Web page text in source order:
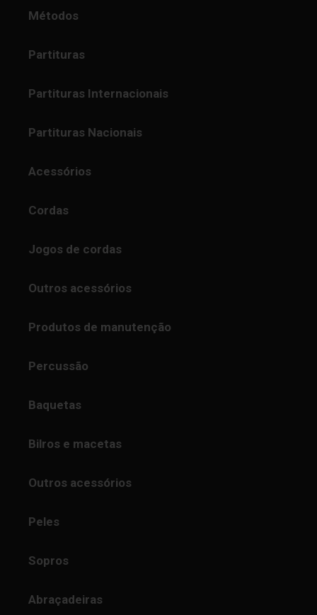
Métodos
Partituras
Partituras Internacionais
Partituras Nacionais
Acessórios
Cordas
Jogos de cordas
Outros acessórios
Produtos de manutenção
Percussão
Baquetas
Bilros e macetas
Outros acessórios
Peles
Sopros
Abraçadeiras